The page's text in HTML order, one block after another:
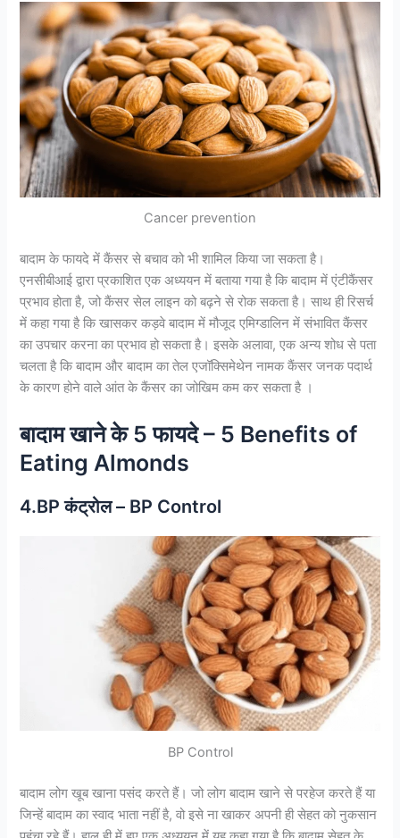
Cancer prevention
बादाम के फायदे में कैंसर से बचाव को भी शामिल किया जा सकता है।
एनसीबीआई द्वारा प्रकाशित एक अध्ययन में बताया गया है कि बादाम में एंटीकैंसर
प्रभाव होता है, जो कैंसर सेल लाइन को बढ़ने से रोक सकता है। साथ ही रिसर्च
में कहा गया है कि खासकर कड़वे बादाम में मौजूद एमिग्डालिन में संभावित कैंसर
का उपचार करना का प्रभाव हो सकता है। इसके अलावा, एक अन्य शोध से पता
चलता है कि बादाम और बादाम का तेल एजॉक्सिमेथेन नामक कैंसर जनक पदार्थ
के कारण होने वाले आंत के कैंसर का जोखिम कम कर सकता है ।
बादाम खाने के 5 फायदे – 5 Benefits of
Eating Almonds
4.BP कंट्रोल – BP Control
BP Control
बादाम लोग खूब खाना पसंद करते हैं। जो लोग बादाम खाने से परहेज करते हैं या
जिन्हें बादाम का स्वाद भाता नहीं है, वो इसे ना खाकर अपनी ही सेहत को नुकसान